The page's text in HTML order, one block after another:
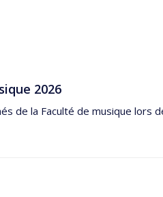
2026
de la Faculté de musique lors